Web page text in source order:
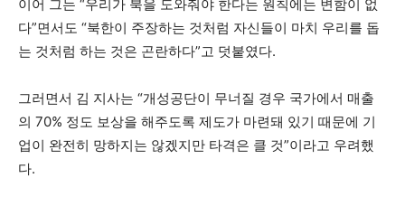
이어 그는 “우리가 북을 도와줘야 한다는 원칙에는 변함이 없
다”면서도 “북한이 주장하는 것처럼 자신들이 마치 우리를 돕
는 것처럼 하는 것은 곤란하다”고 덧붙였다.
그러면서 김 지사는 “개성공단이 무너질 경우 국가에서 매출
의 70% 정도 보상을 해주도록 제도가 마련돼 있기 때문에 기
업이 완전히 망하지는 않겠지만 타격은 클 것”이라고 우려했
다.